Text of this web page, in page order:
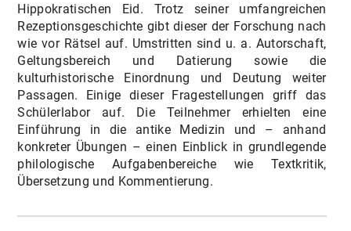
Hippokratischen Eid. Trotz seiner umfangreichen
Rezeptionsgeschichte gibt dieser der Forschung nach
wie vor Rätsel auf. Umstritten sind u. a. Autorschaft,
Geltungsbereich und Datierung sowie die
kulturhistorische Einordnung und Deutung weiter
Passagen. Einige dieser Fragestellungen griff das
Schülerlabor auf. Die Teilnehmer erhielten eine
Einführung in die antike Medizin und – anhand
konkreter Übungen – einen Einblick in grundlegende
philologische Aufgabenbereiche wie Textkritik,
Übersetzung und Kommentierung.